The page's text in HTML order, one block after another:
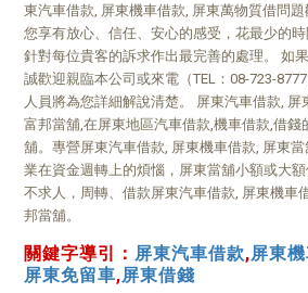
東汽車借款, 屏東機車借款, 屏東萬物質借問
您享有放心、信任、安心的感受，花最少的
針對每位貴客的訴求作出最完善的處理。 如
誠歡迎親臨本公司或來電（TEL：08-723-
人員將為您詳細解說清楚。 屏東汽車借款,
富邦當舖,在屏東地區汽車借款,機車借款,借
舖。專營屏東汽車借款, 屏東機車借款, 屏東
業在資金週轉上的煩惱，屏東當舖小額或大
不求人，周轉、借款屏東汽車借款, 屏東機車
邦當舖。
關鍵字導引： 屏東汽車借款,屏東
屏東免留車,屏東借錢